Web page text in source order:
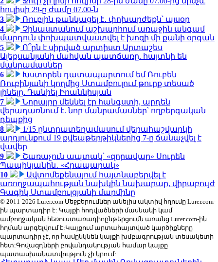
հուլիսի 29-ը ժամը 07.00-ն
3
Ռուբլին թանկացել է․ փոխարժեքն՝ այսօր
4
Չինաստանում աշխարհում առաջին անգամ
մարդուն փոխպատվաստվել է խոզի մի քանի օրգան
5
Ո՞րն է սիրված արտիստ Արտաշես
Ալեքսանյանի մահվան պատճառը. հայտնի են
մանրամասներ
6
Խստորեն դատապարտում եմ Ռուբեն
Ռուբինյանի կողմից Ստամբուլում թուրք տեսած
լինելը. Դանիել Իոաննիսյան
7
Նորայրը մեկնել էր հանգստի, արդեն
վերադառնում է. նոր մանրամասներ՝ ողբերգական
դեպքից
8
1/15 ընտրատեղամասում վերահաշվարկի
արդյունքում 19 քվեաթերթիկներից 7-ը ճանաչվել է
վավեր
9
Շառաչուն ապտակ՝ «զորավար» Սուրեն
Պապիկյանին․ «Հրապարակ»
10
Ավտոմեքենայում հայտնաբերվել է
առողջապահության նախկին նախարար, վիրաբույժ
Գագիկ Ստամբուլցյանի մարմինը
© 2011-2026 Lurer.com Մեջբերումներ անելիս ակտիվ հղումը Lurer.com-
ին պարտադիր է: Կայքի հոդվածների մասնակի կամ
ամբողջական հեռուստառադիոընթերցումն առանց Lurer.com-ին
հղման արգելվում է:Կայքում արտահայտված կարծիքները
պարտադիր չէ, որ համընկնեն կայքի խմբագրության տեսակետի
հետ:Գովազդների բովանդակության համար կայքը
պատասխանատվություն չի կրում: